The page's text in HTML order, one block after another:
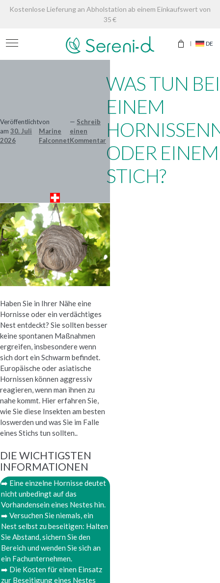
Kostenlose Lieferung an Abholstation ab einem Einkaufswert von
35 €
DE
Veröffentlicht
am 30. Juli
2026
von
Marine
Falconnet
— Schreib
einen
Kommentar
WAS TUN BEI
EINEM
ODER EINEM
STICH?
Haben Sie in Ihrer Nähe eine
Hornisse oder ein verdächtiges
Nest entdeckt? Sie sollten besser
keine spontanen Maßnahmen
ergreifen, insbesondere wenn
sich dort ein Schwarm befindet.
Europäische oder asiatische
Hornissen können aggressiv
reagieren, wenn man ihnen zu
nahe kommt. Hier erfahren Sie,
wie Sie diese Insekten am besten
loswerden und was Sie im Falle
eines Stichs tun sollten..
DIE WICHTIGSTEN
INFORMATIONEN
➡️ Eine einzelne Hornisse deutet
nicht unbedingt auf das
Vorhandensein eines Nestes hin.
➡️ Versuchen Sie niemals, ein
Nest selbst zu beseitigen: Halten
Sie Abstand, sichern Sie den
Bereich und wenden Sie sich an
ein Fachunternehmen.
➡️ Die Kosten für einen Einsatz
zur Beseitigung eines Nestes